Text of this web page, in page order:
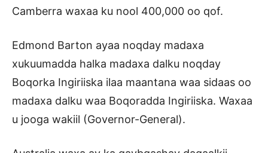
Camberra waxaa ku nool 400,000 oo qof.
Edmond Barton ayaa noqday madaxa
xukuumadda halka madaxa dalku noqday
Boqorka Ingiriiska ilaa maantana waa sidaas oo
madaxa dalku waa Boqoradda Ingiriiska. Waxaa
u jooga wakiil (Governor-General).